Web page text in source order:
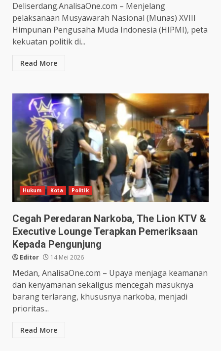
Deliserdang.AnalisaOne.com – Menjelang
pelaksanaan Musyawarah Nasional (Munas) XVIII
Himpunan Pengusaha Muda Indonesia (HIPMI), peta
kekuatan politik di...
Read More
Hukum Kota Politik
Cegah Peredaran Narkoba, The Lion KTV &
Executive Lounge Terapkan Pemeriksaan
Kepada Pengunjung
Editor 14 Mei 2026
Medan, AnalisaOne.com – Upaya menjaga keamanan
dan kenyamanan sekaligus mencegah masuknya
barang terlarang, khususnya narkoba, menjadi
prioritas...
Read More